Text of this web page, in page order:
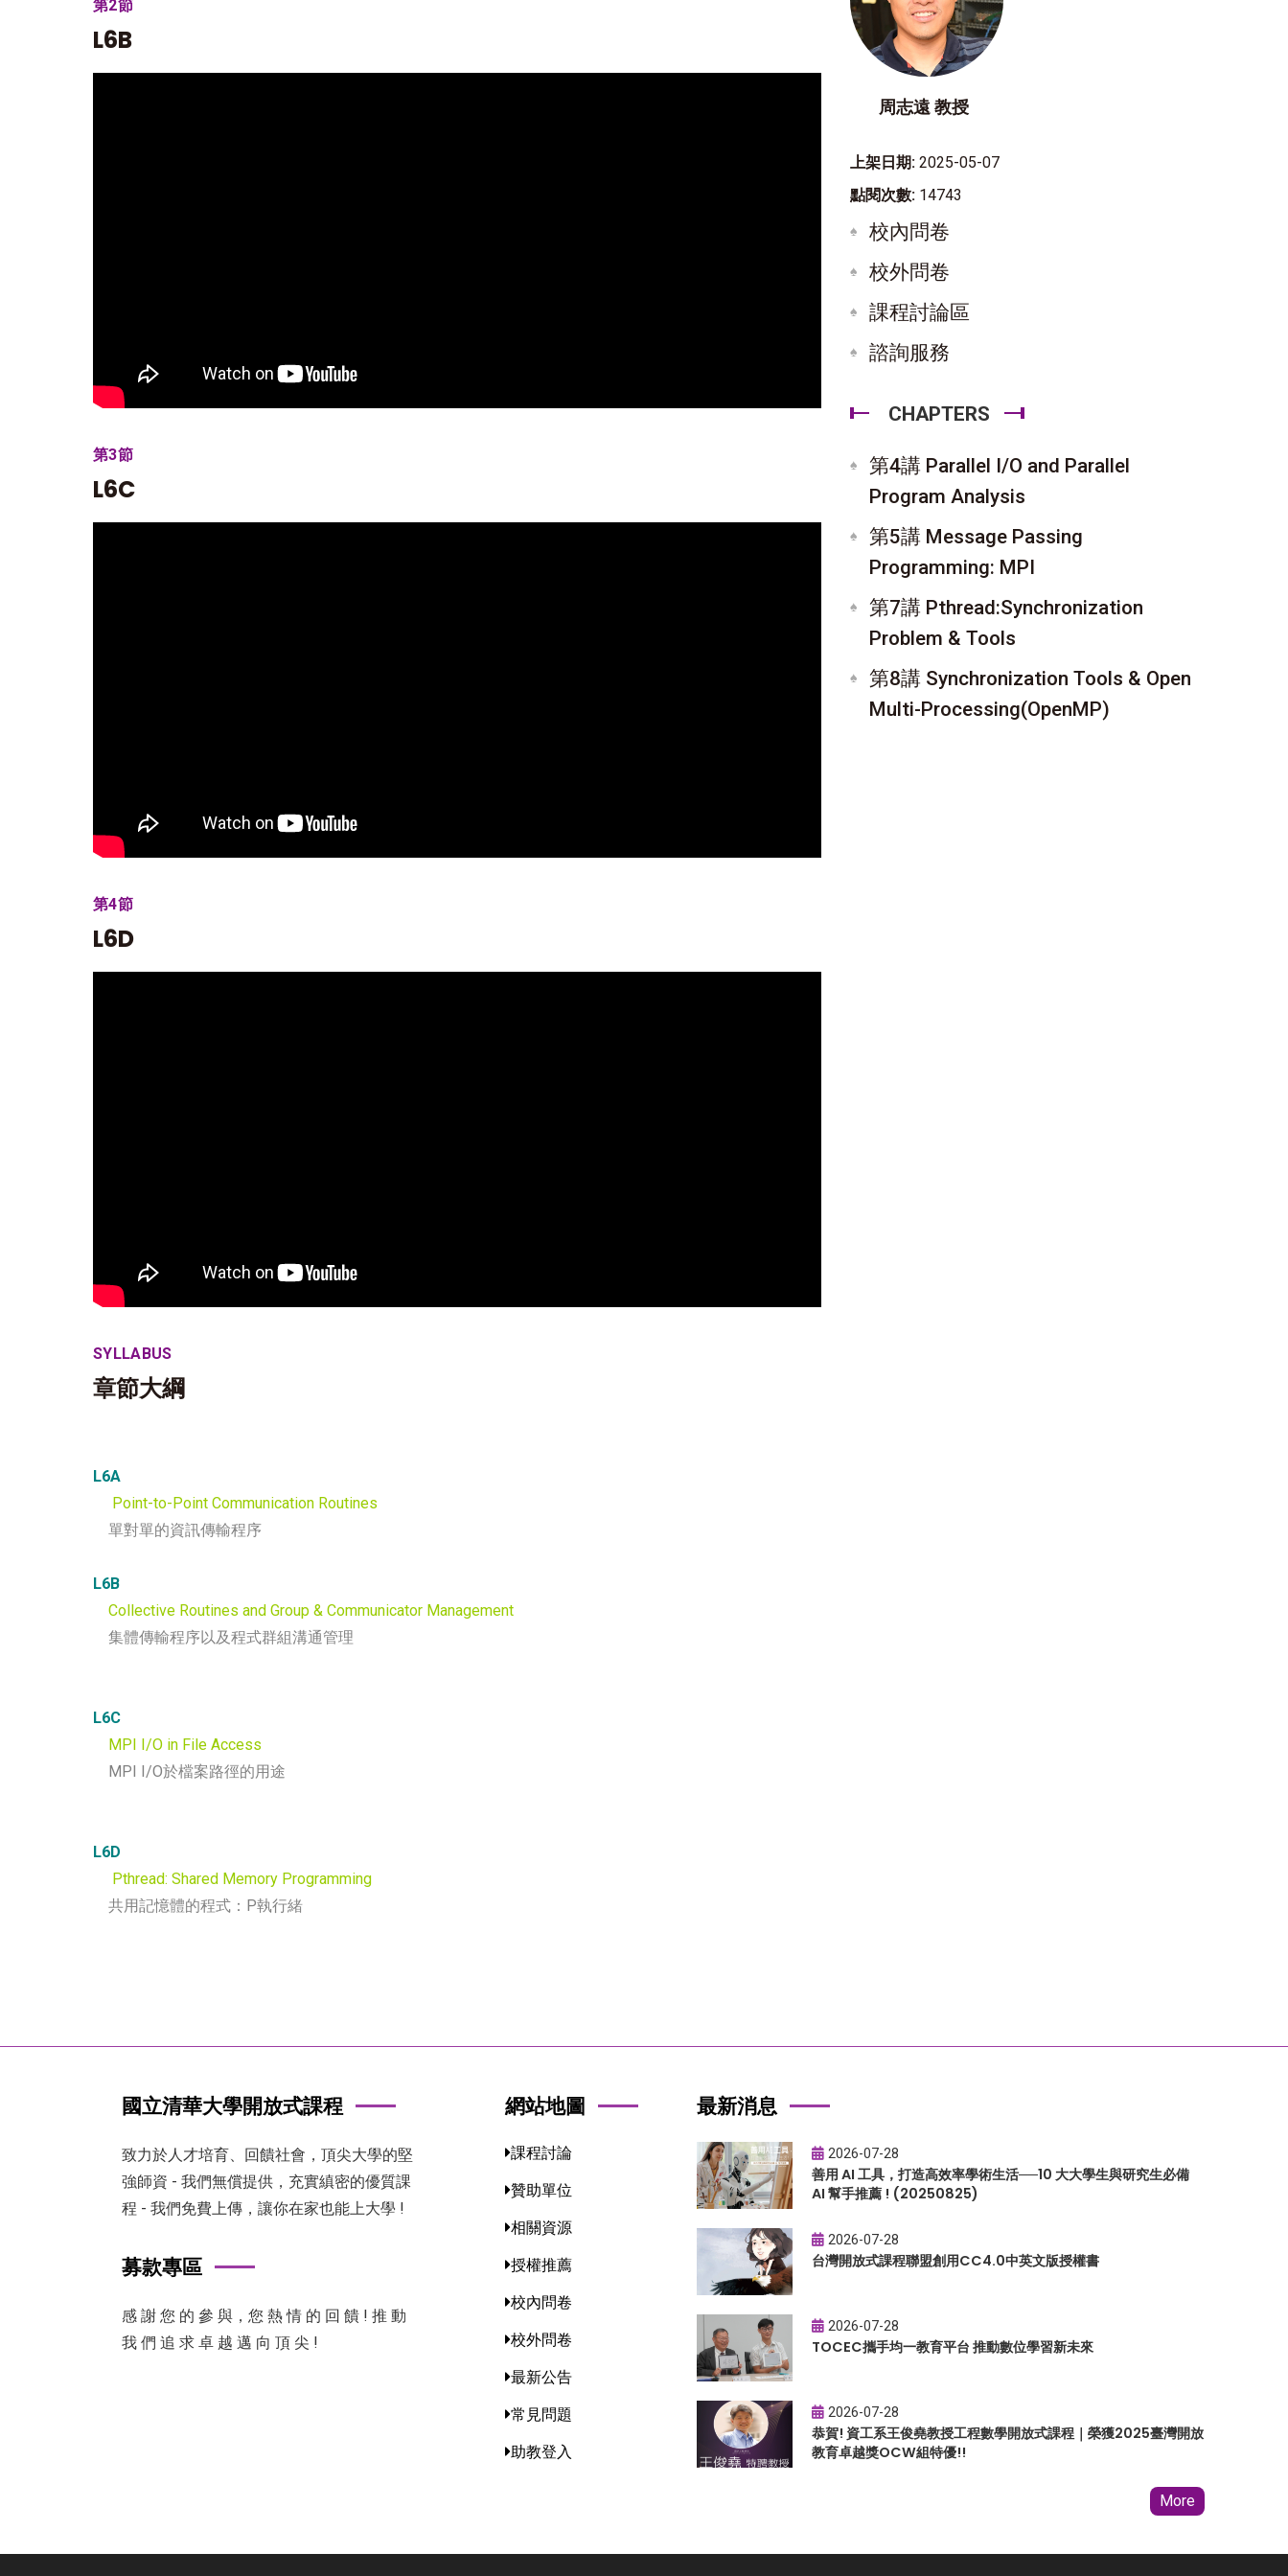
第2節
L6B
第3節
L6C
第4節
L6D
SYLLABUS
章節大綱
L6A
Point-to-Point Communication Routines
單對單的資訊傳輸程序
L6B
Collective Routines and Group & Communicator Management
集體傳輸程序以及程式群組溝通管理
L6C
MPI I/O in File Access
MPI I/O於檔案路徑的用途
L6D
Pthread: Shared Memory Programming
共用記憶體的程式：P執行緒
周志遠 教授
上架日期: 2025-05-07
點閱次數: 14743
校內問卷
校外問卷
課程討論區
諮詢服務
CHAPTERS
第4講 Parallel I/O and Parallel
Program Analysis
第5講 Message Passing
Programming: MPI
第7講 Pthread:Synchronization
Problem & Tools
第8講 Synchronization Tools & Open
Multi-Processing(OpenMP)
國立清華大學開放式課程
致力於人才培育、回饋社會，頂尖大學的堅
強師資 - 我們無償提供，充實縝密的優質課
程 - 我們免費上傳，讓你在家也能上大學 !
募款專區
感 謝 您 的 參 與，您 熱 情 的 回 饋 ! 推 動
我 們 追 求 卓 越 邁 向 頂 尖 !
網站地圖
課程討論
贊助單位
相關資源
授權推薦
校內問卷
校外問卷
最新公告
常見問題
助教登入
最新消息
2026-07-28
善用 AI 工具，打造高效率學術生活──10 大大學生與研究生必備
AI 幫手推薦 ! (20250825)
2026-07-28
台灣開放式課程聯盟創用CC4.0中英文版授權書
2026-07-28
TOCEC攜手均一教育平台 推動數位學習新未來
2026-07-28
恭賀! 資工系王俊堯教授工程數學開放式課程｜榮獲2025臺灣開放
教育卓越獎OCW組特優!!
More